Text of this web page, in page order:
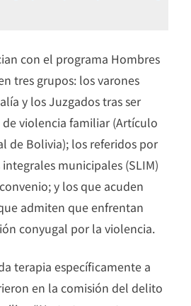
con el programa Hombres
tres grupos: los varones
y los Juzgados tras ser
violencia familiar (Artículo
de Bolivia); los referidos por
municipales (SLIM)
y los que acuden
admiten que enfrentan
conyugal por la violencia.
terapia específicamente a
en la comisión del delito